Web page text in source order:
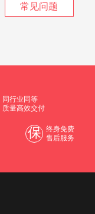
常见问题
同行业同等
质量高效交付
保
终身免费
售后服务